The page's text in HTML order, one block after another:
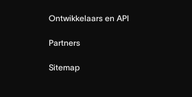
Ontwikkelaars en API
Partners
Sitemap